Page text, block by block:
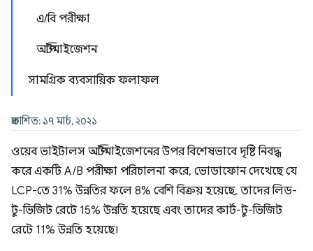
এ/বি পরীক্ষা
অপ্টিমাইজেশন
সামগ্রিক ব্যবসায়িক ফলাফল
প্রকাশিত: ১৭ মার্চ, ২০২১
ওয়েব ভাইটালস অপ্টিমাইজেশনের উপর বিশেষভাবে দৃষ্টি নিবদ্ধ
করে একটি A/B পরীক্ষা পরিচালনা করে, ভোডাফোন দেখেছে যে
LCP-তে 31% উন্নতির ফলে 8% বেশি বিক্রয় হয়েছে, তাদের লিড-
টু-ভিজিট রেটে 15% উন্নতি হয়েছে এবং তাদের কার্ট-টু-ভিজিট
রেটে 11% উন্নতি হয়েছে।